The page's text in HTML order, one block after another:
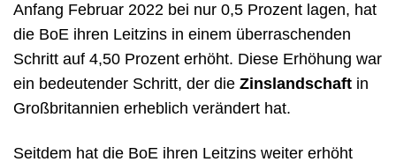
Anfang Februar 2022 bei nur 0,5 Prozent lagen, hat
die BoE ihren Leitzins in einem überraschenden
Schritt auf 4,50 Prozent erhöht. Diese Erhöhung war
ein bedeutender Schritt, der die Zinslandschaft in
Großbritannien erheblich verändert hat.
Seitdem hat die BoE ihren Leitzins weiter erhöht